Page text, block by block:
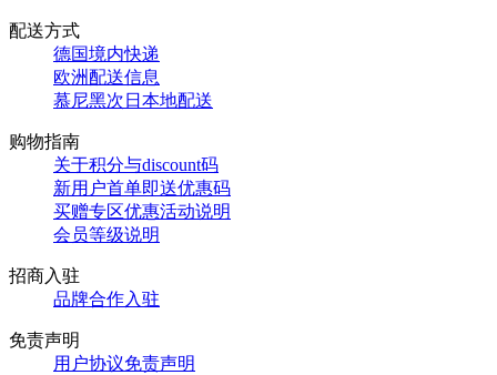
配送方式
德国境内快递
欧洲配送信息
慕尼黑次日本地配送
购物指南
关于积分与discount码
新用户首单即送优惠码
买赠专区优惠活动说明
会员等级说明
招商入驻
品牌合作入驻
免责声明
用户协议免责声明